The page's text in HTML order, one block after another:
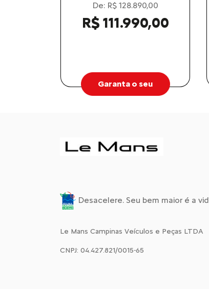
De: R$ 128.890,00
R$ 111.990,00
Garanta o seu
Desacelere. Seu bem maior é a
Le Mans Campinas Veículos e Peças LTDA
CNPJ: 04.427.821/0015-65